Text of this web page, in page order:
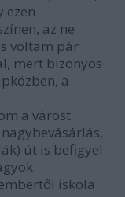
ezen
az ne
voltam pár
mert bizonyos
a
a várost
út is befigyel.
iskola.